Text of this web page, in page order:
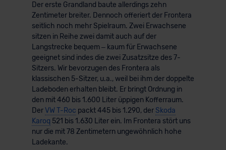
Der erste Grandland baute allerdings zehn
Zentimeter breiter. Dennoch offeriert der Frontera
seitlich noch mehr Spielraum. Zwei Erwachsene
sitzen in Reihe zwei damit auch auf der
Langstrecke bequem – kaum für Erwachsene
geeignet sind indes die zwei Zusatzsitze des 7-
Sitzers. Wir bevorzugen des Frontera als
klassischen 5-Sitzer, u.a., weil bei ihm der doppelte
Ladeboden erhalten bleibt. Er bringt Ordnung in
den mit 460 bis 1.600 Liter üppigen Kofferraum.
DerVW T-Roc packt 445 bis 1.290, der Skoda
Karoq 521 bis 1.630 Liter ein. Im Frontera stört uns
nur die mit 78 Zentimetern ungewöhnlich hohe
Ladekante.